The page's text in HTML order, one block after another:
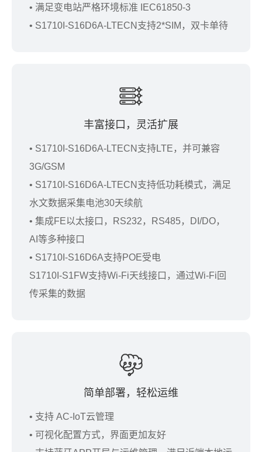
• 满足变电站严格环境标准 IEC61850-3
• S1710I-S16D6A-LTECN支持2*SIM，双卡单待
丰富接口，灵活扩展
• S1710I-S16D6A-LTECN支持LTE，并可兼容
3G/GSM
• S1710I-S16D6A-LTECN支持低功耗模式，满足
水文数据采集电池30天续航
• 集成FE以太接口，RS232，RS485，DI/DO，
AI等多种接口
• S1710I-S16D6A支持POE受电
S1710I-S1FW支持Wi-Fi天线接口，通过Wi-Fi回
传采集的数据
简单部署，轻松运维
• 支持 AC-IoT云管理
• 可视化配置方式，界面更加友好